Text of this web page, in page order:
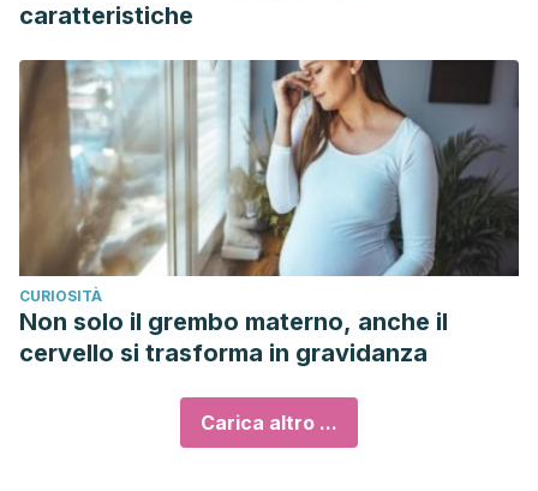
caratteristiche
CURIOSITÀ
Non solo il grembo materno, anche il
cervello si trasforma in gravidanza
Carica altro ...